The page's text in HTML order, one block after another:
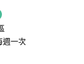
週一次